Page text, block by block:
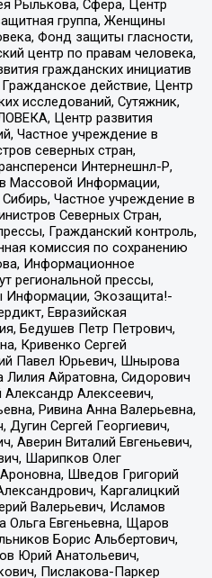
Рылькова, Сфера, Центр
группа, Женщины
Фонд защиты гласности,
центр по правам человека,
гражданских инициатив
действие, Центр
исследований, Сутяжник,
Центр развития
Частное учреждение в
северных стран,
Интернешнл-Р,
Массовой Информации,
Частное учреждение в
Северных Стран,
Гражданский контроль,
комиссия по сохранению
Информационное
региональной прессы,
Информации, Экозащита!-
Евразийская
Бедушев Петр Петрович,
Кривенко Сергей
Павел Юрьевич, Шнырова
Айратовна, Сидорович
Александр Алексеевич,
Ривина Анна Валерьевна,
Сергей Георгиевич,
Аверин Виталий Евгеньевич,
Шарипков Олег
Шведов Григорий
Каргалицкий
Валерьевич, Исламов
Ольга Евгеньевна, Щаров
Борис Альбертович,
Юрий Анатольевич,
Пислакова-Паркер